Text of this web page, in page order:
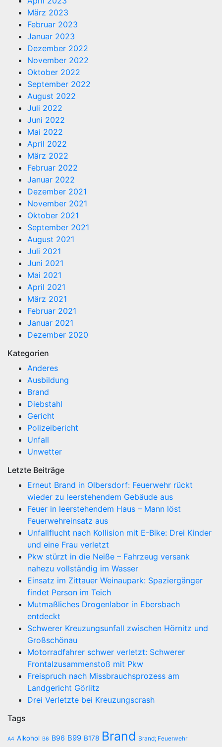
März 2023
Februar 2023
Januar 2023
Dezember 2022
November 2022
Oktober 2022
September 2022
August 2022
Juli 2022
Juni 2022
Mai 2022
April 2022
März 2022
Februar 2022
Januar 2022
Dezember 2021
November 2021
Oktober 2021
September 2021
August 2021
Juli 2021
Juni 2021
Mai 2021
April 2021
März 2021
Februar 2021
Januar 2021
Dezember 2020
Kategorien
Anderes
Ausbildung
Brand
Diebstahl
Gericht
Polizeibericht
Unfall
Unwetter
Letzte Beiträge
Erneut Brand in Olbersdorf: Feuerwehr rückt
wieder zu leerstehendem Gebäude aus
Feuer in leerstehendem Haus – Mann löst
Feuerwehreinsatz aus
Unfallflucht nach Kollision mit E-Bike: Drei Kinder
und eine Frau verletzt
Pkw stürzt in die Neiße – Fahrzeug versank
nahezu vollständig im Wasser
Einsatz im Zittauer Weinaupark: Spaziergänger
findet Person im Teich
Mutmaßliches Drogenlabor in Ebersbach
entdeckt
Schwerer Kreuzungsunfall zwischen Hörnitz und
Großschönau
Motorradfahrer schwer verletzt: Schwerer
Frontalzusammenstoß mit Pkw
Freispruch nach Missbrauchsprozess am
Landgericht Görlitz
Drei Verletzte bei Kreuzungscrash
Tags
A4 Alkohol B6 B96 B99 B178 Brand Brand; Feuerwehr